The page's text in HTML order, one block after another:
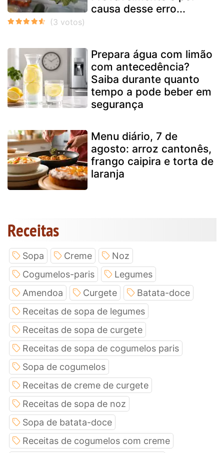
causa desse erro...
Prepara água com limão
com antecedência?
Saiba durante quanto
tempo a pode beber em
segurança
Menu diário, 7 de
agosto: arroz cantonês,
frango caipira e torta de
laranja
Receitas
Sopa Creme
Noz
Cogumelos-paris
Legumes
Amendoa
Curgete
Batata-doce
Receitas de sopa de legumes
Receitas de sopa de curgete
Receitas de sopa de cogumelos paris
Sopa de cogumelos
Receitas de creme de curgete
Receitas de sopa de noz
Sopa de batata-doce
Receitas de cogumelos com creme